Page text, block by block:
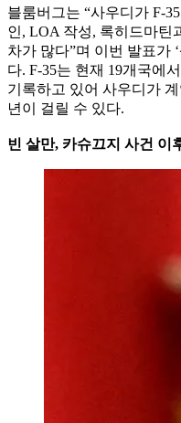
블룸버그는 “사우디가 F-
인, LOA 작성, 록히드마틴
차가 많다”며 이번 발표가
다. F-35는 현재 19개국에
기록하고 있어 사우디가
년이 걸릴 수 있다.
빈 살만, 카슈끄지 사건 이